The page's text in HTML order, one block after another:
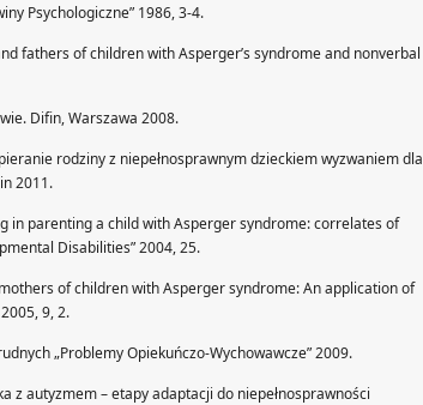
Psychologiczne” 1986, 3-4.
fathers of children with Asperger’s syndrome and nonverbal
Difin, Warszawa 2008.
rodziny z niepełnosprawnym dzieckiem wyzwaniem dla
2011.
in parenting a child with Asperger syndrome: correlates of
Disabilities” 2004, 25.
of children with Asperger syndrome: An application of
9, 2.
„Problemy Opiekuńczo-Wychowawcze” 2009.
z autyzmem – etapy adaptacji do niepełnosprawności